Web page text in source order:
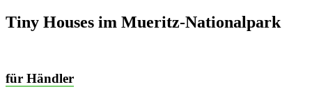
Tiny Houses im Mueritz-Nationalpark
für Händler